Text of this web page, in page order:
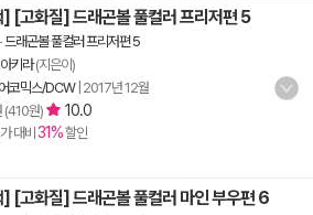
[고화질] 드래곤볼 풀컬러 프리저편 5
드래곤볼 풀컬러 프리저편 5
키라(지은이)
코믹스/DCW| 2017년 12월
(410원) 10.0
대비 31%할인
[고화질] 드래곤볼 풀컬러 마인 부우편 6